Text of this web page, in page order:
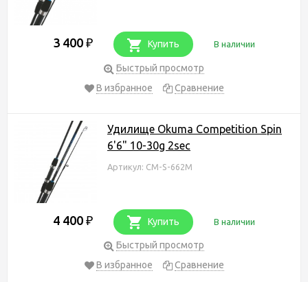
3 400 ₽ Купить В наличии
Быстрый просмотр
В избранное
Сравнение
Удилище Okuma Competition Spin
6'6" 10-30g 2sec
Артикул: CM-S-662M
4 400 ₽ Купить В наличии
Быстрый просмотр
В избранное
Сравнение